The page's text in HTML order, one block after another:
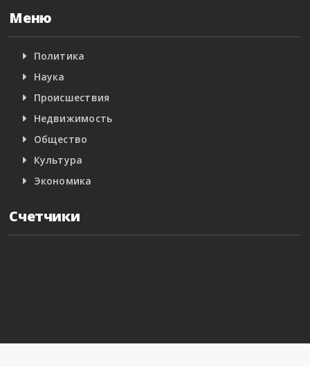
Меню
Политика
Наука
Происшествия
Недвижимость
Общество
Культура
Экономика
Счетчики